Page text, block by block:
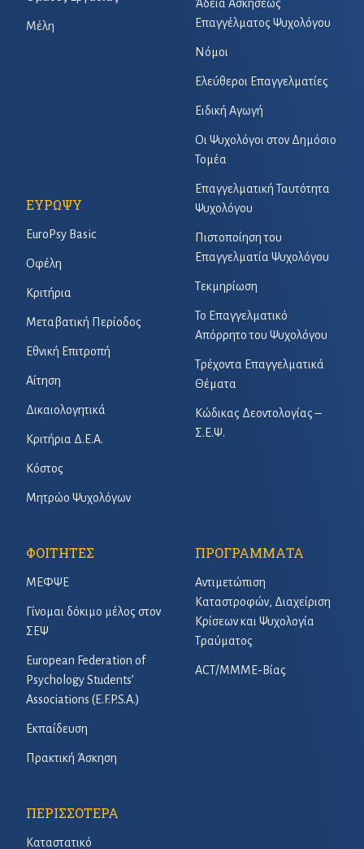
Μέλη
Άδεια Ασκήσεως
Επαγγέλματος Ψυχολόγου
Νόμοι
Ελεύθεροι Επαγγελματίες
Ειδική Αγωγή
Οι Ψυχολόγοι στον Δημόσιο
Τομέα
Επαγγελματική Ταυτότητα
Ψυχολόγου
Πιστοποίηση του
Επαγγελματία Ψυχολόγου
Τεκμηρίωση
Το Επαγγελματικό
Απόρρητο του Ψυχολόγου
Τρέχοντα Επαγγελματικά
Θέματα
Κώδικας Δεοντολογίας –
Σ.Ε.Ψ.
ΕΥΡΩΨΥ
EuroPsy Basic
Οφέλη
Κριτήρια
Μεταβατική Περίοδος
Εθνική Επιτροπή
Αίτηση
Δικαιολογητικά
Κριτήρια Δ.Ε.Α.
Κόστος
Μητρώο Ψυχολόγων
ΦΟΙΤΗΤΕΣ
ΜΕΦΨΕ
Γίνομαι δόκιμο μέλος στον
ΣΕΨ
European Federation of
Psychology Students’
Associations (E.F.P.S.A.)
Εκπαίδευση
Πρακτική Άσκηση
ΠΡΟΓΡΑΜΜΑΤΑ
Αντιμετώπιση
Καταστροφών, Διαχείριση
Κρίσεων και Ψυχολογία
Τραύματος
ACT/ΜΜΜΕ-Βίας
ΠΕΡΙΣΣΟΤΕΡΑ
Καταστατικό